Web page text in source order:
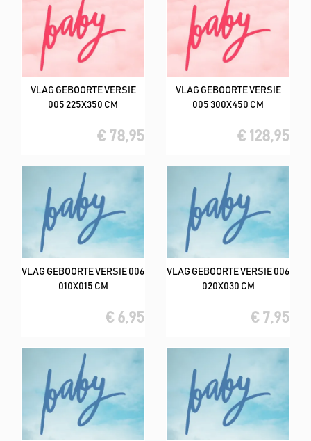
VLAG GEBOORTE VERSIE
005 225X350 CM
€ 78,95
VLAG GEBOORTE VERSIE
005 300X450 CM
€ 128,95
VLAG GEBOORTE VERSIE 006
010X015 CM
€ 6,95
VLAG GEBOORTE VERSIE 006
020X030 CM
€ 7,95